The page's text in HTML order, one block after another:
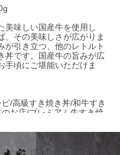
美味しい国産牛を使用し
、その美味しさが広がりま
が引き立つ、他のレトルト
丼です。国産牛の旨みが広
手頃にご堪能いただけま
/高級すき焼き丼/和牛すき
お店/プレミアム牛すき焼
き丼/すき焼き丼 缶詰/プレミ
丼 レトルト/牛丼 レトルト/
き丼 レトルト/三田屋総本